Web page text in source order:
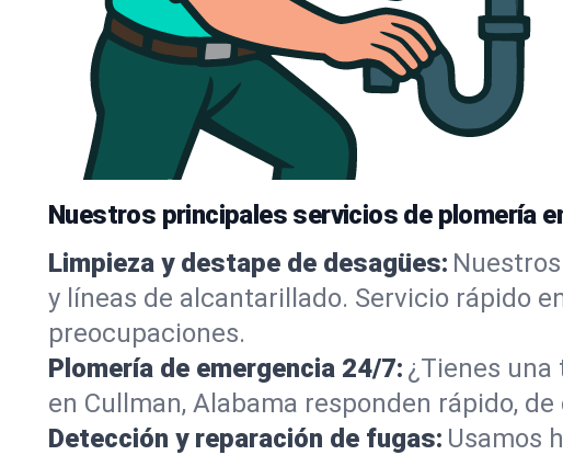
Nuestros principales servicios de plomería
Limpieza y destape de desagües:
y líneas de alcantarillado. Servicio rápido
preocupaciones.
Plomería de emergencia 24/7: ¿Tienes
en Cullman, Alabama responden rápido,
Detección y reparación de fugas: Usamos